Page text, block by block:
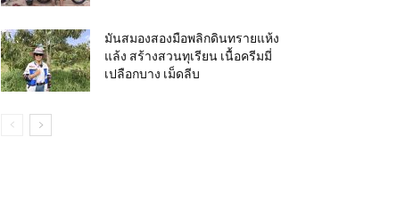
มันสมองสองมือพลิกดินทรายแห้ง
แล้ง สร้างสวนทุเรียน เนื้อครีมมี่
เปลือกบาง เม็ดลีบ